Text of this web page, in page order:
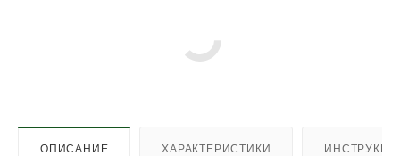
ОПИСАНИЕ ХАРАКТЕРИСТИКИ